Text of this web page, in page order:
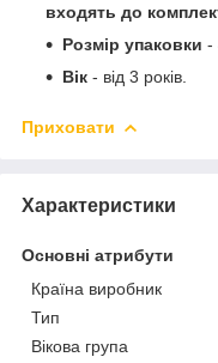
входять до
Розмір упаковки -
Вік - від 3 років.
Приховати
Характеристики
Основні атрибути
Країна виробник
Тип
Вікова група